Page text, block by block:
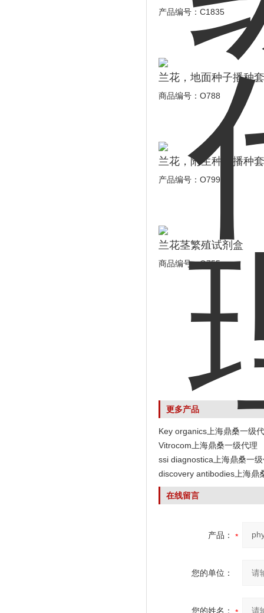
产品编号：C1835
兰花，地面种子播种
商品编号：O788
兰花，附生种子播种
产品编号：O799
兰花茎繁殖试剂盒
商品编号：O755
更多产品
Key organics上海鼎桑一级
Vitrocom上海鼎桑一级代理
ssi diagnostica上海鼎桑一
discovery antibodies上海鼎
在线留言
产品：
您的单位：
您的姓名：